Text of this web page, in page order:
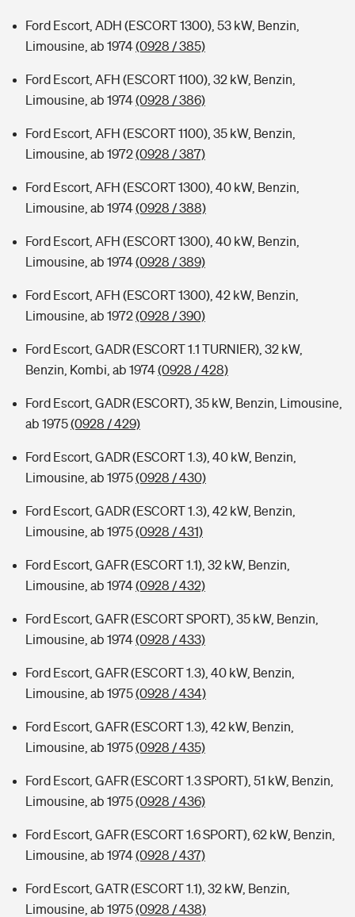
Ford Escort, ADH (ESCORT 1300), 53 kW, Benzin,
Limousine, ab 1974(0928 / 385)
Ford Escort, AFH (ESCORT 1100), 32 kW, Benzin,
Limousine, ab 1974(0928 / 386)
Ford Escort, AFH (ESCORT 1100), 35 kW, Benzin,
Limousine, ab 1972(0928 / 387)
Ford Escort, AFH (ESCORT 1300), 40 kW, Benzin,
Limousine, ab 1974(0928 / 388)
Ford Escort, AFH (ESCORT 1300), 40 kW, Benzin,
Limousine, ab 1974(0928 / 389)
Ford Escort, AFH (ESCORT 1300), 42 kW, Benzin,
Limousine, ab 1972(0928 / 390)
Ford Escort, GADR (ESCORT 1.1 TURNIER), 32 kW,
Benzin, Kombi, ab 1974(0928 / 428)
Ford Escort, GADR (ESCORT), 35 kW, Benzin, Limousine,
ab 1975(0928 / 429)
Ford Escort, GADR (ESCORT 1.3), 40 kW, Benzin,
Limousine, ab 1975(0928 / 430)
Ford Escort, GADR (ESCORT 1.3), 42 kW, Benzin,
Limousine, ab 1975(0928 / 431)
Ford Escort, GAFR (ESCORT 1.1), 32 kW, Benzin,
Limousine, ab 1974(0928 / 432)
Ford Escort, GAFR (ESCORT SPORT), 35 kW, Benzin,
Limousine, ab 1974(0928 / 433)
Ford Escort, GAFR (ESCORT 1.3), 40 kW, Benzin,
Limousine, ab 1975(0928 / 434)
Ford Escort, GAFR (ESCORT 1.3), 42 kW, Benzin,
Limousine, ab 1975(0928 / 435)
Ford Escort, GAFR (ESCORT 1.3 SPORT), 51 kW, Benzin,
Limousine, ab 1975(0928 / 436)
Ford Escort, GAFR (ESCORT 1.6 SPORT), 62 kW, Benzin,
Limousine, ab 1974(0928 / 437)
Ford Escort, GATR (ESCORT 1.1), 32 kW, Benzin,
Limousine, ab 1975(0928 / 438)